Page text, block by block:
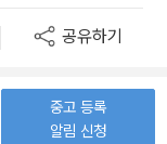
공유하기
중고 등록
알림 신청